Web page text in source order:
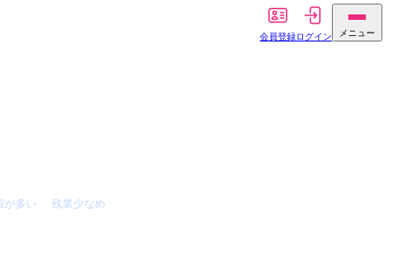
会員登録ログイン メニュー
が多い 残業少なめ